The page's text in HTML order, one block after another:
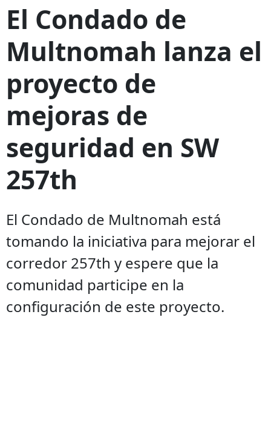
El Condado de
Multnomah lanza el
proyecto de
mejoras de
seguridad en SW
257th
El Condado de Multnomah está
tomando la iniciativa para mejorar el
corredor 257th y espere que la
comunidad participe en la
configuración de este proyecto.